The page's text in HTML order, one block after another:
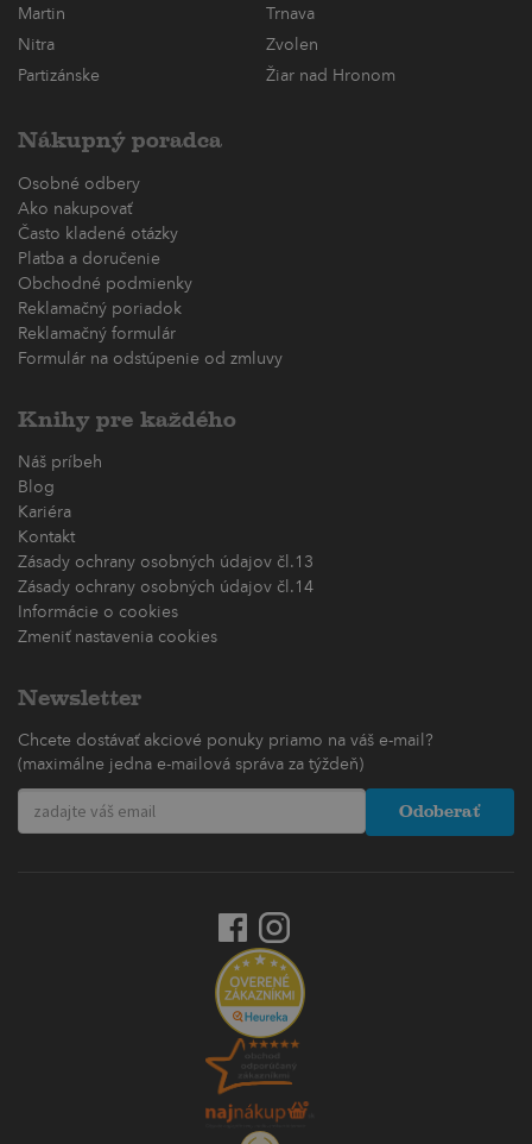
Martin
Trnava
Nitra
Zvolen
Partizánske
Žiar nad Hronom
Nákupný poradca
Osobné odbery
Ako nakupovať
Často kladené otázky
Platba a doručenie
Obchodné podmienky
Reklamačný poriadok
Reklamačný formulár
Formulár na odstúpenie od zmluvy
Knihy pre každého
Náš príbeh
Blog
Kariéra
Kontakt
Zásady ochrany osobných údajov čl.13
Zásady ochrany osobných údajov čl.14
Informácie o cookies
Zmeniť nastavenia cookies
Newsletter
Chcete dostávať akciové ponuky priamo na váš e-mail?
(maximálne jedna e-mailová správa za týždeň)
Odoberať